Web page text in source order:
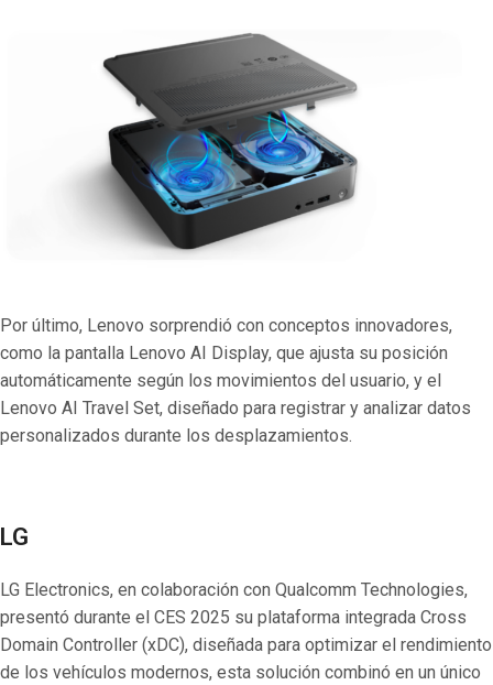
Por último, Lenovo sorprendió con conceptos innovadores,
como la pantalla Lenovo AI Display, que ajusta su posición
automáticamente según los movimientos del usuario, y el
Lenovo AI Travel Set, diseñado para registrar y analizar datos
personalizados durante los desplazamientos.
LG
LG Electronics, en colaboración con Qualcomm Technologies,
presentó durante el CES 2025 su plataforma integrada Cross
Domain Controller (xDC), diseñada para optimizar el rendimiento
de los vehículos modernos, esta solución combinó en un único